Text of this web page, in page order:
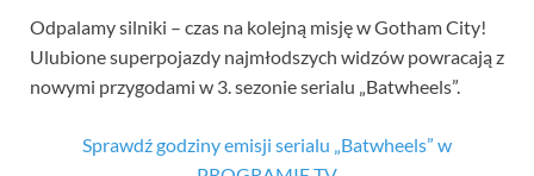
Odpalamy silniki – czas na kolejną misję w Gotham City!
Ulubione superpojazdy najmłodszych widzów powracają z
nowymi przygodami w 3. sezonie serialu „Batwheels”.
Sprawdź godziny emisji serialu „Batwheels” w